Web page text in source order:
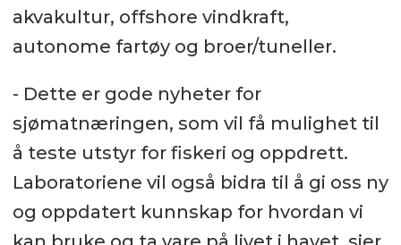
akvakultur, offshore vindkraft,
autonome fartøy og broer/tuneller.
- Dette er gode nyheter for
sjømatnæringen, som vil få mulighet til
å teste utstyr for fiskeri og oppdrett.
Laboratoriene vil også bidra til å gi oss ny
og oppdatert kunnskap for hvordan vi